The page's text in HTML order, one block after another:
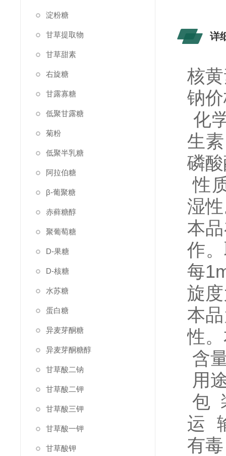
淀粉糖
甘草提取物
甘草甜素
右旋糖
甘露寡糖
低聚甘露糖
菊粉
低聚半乳糖
阿拉伯糖
β-葡聚糖
赤藓糖醇
聚葡萄糖
D-果糖
D-核糖
水苏糖
蛋白糖
异麦芽酮糖
异麦芽酮糖醇
甘草酸二钠
甘草酸二钾
甘草酸三钾
甘草酸一钾
甘草酸钾
详
核
钠
化
生
磷
性
湿
本
作
每
旋
本
性
含
用
包
运
有